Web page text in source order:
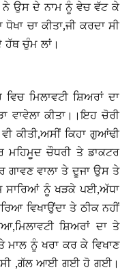
ਨੇ ਉਸ ਦੇ ਨਾਮ ਨੂੰ ਵੇਚ ਵੱਟ ਕੇ
ਚਾ ਕੀਤਾ,ਜੀ ਕਰਦਾ ਸੀ
ਹੱਥ ਚੁੰਮ ਲਾਂ।
ਮਿਲਾਵਟੀ ਸ਼ਿਅਰਾਂ ਦਾ
ਵਾਵੇਲਾ ਕੀਤਾ।।ਇਹ ਚੋਰੀ
ਕੀਤੀ,ਅਸੀਂ ਕਿਹਾ ਗੁਆਂਢੀ
ਮਹਿਮੂਦ ਚੌਧਰੀ ਤੇ ਡਾਕਟਰ
ਗਾਵਣ ਵਾਲਾ ਤੇ ਦੂਜਾ ਉਸ ਤੇ
ਸਾਰਿਆਂ ਨੂੰ ਖੜਕੇ ਪਈ,ਅੱਧਾ
ਵਿਖਾਉਂਦਾ ਤੇ ਠੀਕ ਨਹੀਂ
ਸ਼ਿਅਰਾਂ ਦਾ ਤੇ
ਨੂੰ ਖਰਾ ਕਰ ਕੇ ਵਿਖਾਣ
ਸੀ ,ਗੱਲ ਆਈ ਗਈ ਹੋ ਗਈ।